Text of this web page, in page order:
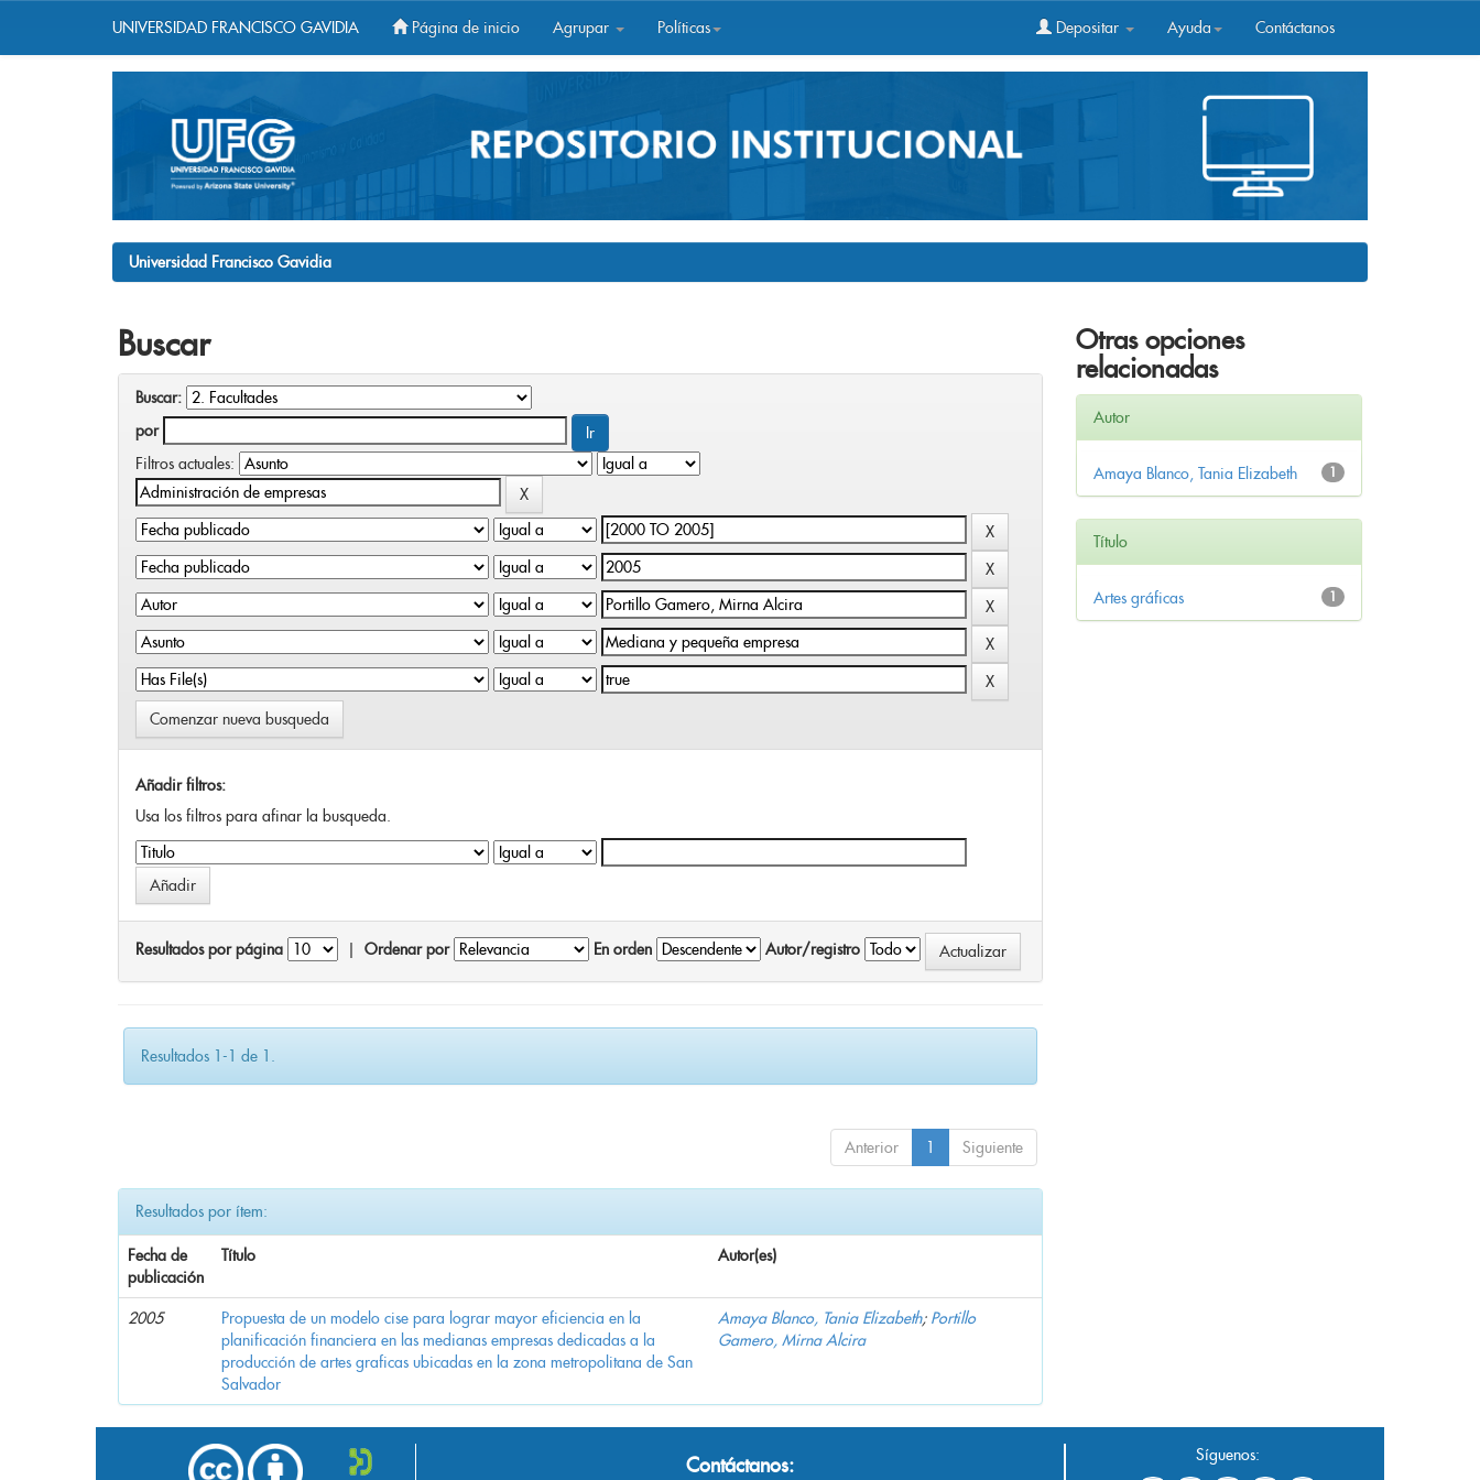
UNIVERSIDAD FRANCISCO GAVIDIA Página de inicio Agrupar Políticas Depositar Ayuda Contáctanos
Universidad Francisco Gavidia
Buscar
Buscar:
por
Filtros actuales:
Comenzar nueva busqueda
Añadir filtros:
Usa los filtros para afinar la busqueda.
Resultados por página Ordenar por En orden Autor/registro
Resultados 1-1 de 1.
Anterior 1 Siguiente
Resultados por ítem:
Fecha de
publicación
Título Autor(es)
2005
Propuesta de un modelo cise para lograr mayor eficiencia en la
planificación financiera en las medianas empresas dedicadas a la
producción de artes graficas ubicadas en la zona metropolitana de San
Salvador
Amaya Blanco, Tania Elizabeth; Portillo
Gamero, Mirna Alcira
Otras opciones
relacionadas
Autor
1
Amaya Blanco, Tania Elizabeth
Título
1
Artes gráficas
Contáctanos: Síguenos: